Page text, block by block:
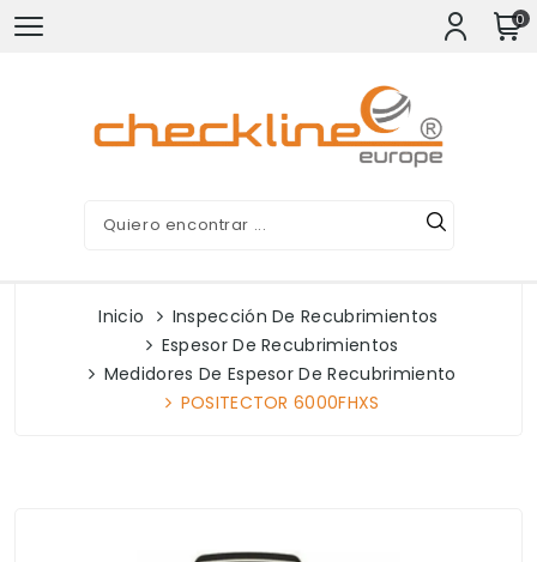
0
Inicio
Inspección De Recubrimientos
Espesor De Recubrimientos
Medidores De Espesor De Recubrimiento
POSITECTOR 6000FHXS